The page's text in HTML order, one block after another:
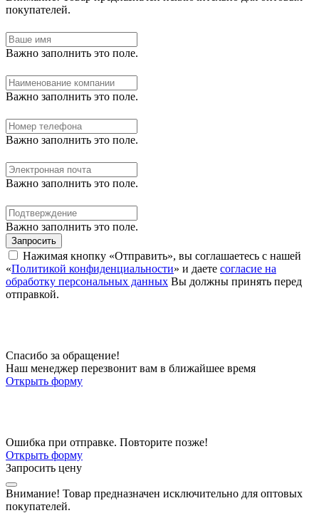
покупателей.
Важно заполнить это поле.
Важно заполнить это поле.
Важно заполнить это поле.
Важно заполнить это поле.
Важно заполнить это поле.
Запросить
Нажимая кнопку «Отправить», вы соглашаетесь с нашей
«Политикой конфиденциальности» и даете согласие на
обработку персональных данных Вы должны принять перед
отправкой.
Спасибо за обращение!
Наш менеджер перезвонит вам в ближайшее время
Открыть форму
Ошибка при отправке. Повторите позже!
Открыть форму
Запросить цену
Внимание! Товар предназначен исключительно для оптовых
покупателей.